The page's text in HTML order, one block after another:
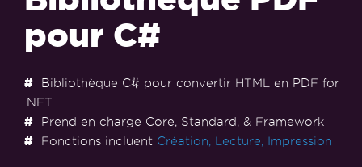
pour C#
Bibliothèque C# pour convertir HTML en PDF for
.NET
Prend en charge Core, Standard, & Framework
Fonctions incluent Création, Lecture, Impression